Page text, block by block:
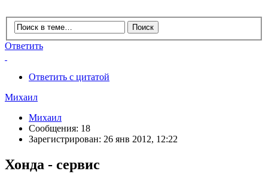
Ответить
Ответить с цитатой
Михаил
Михаил
Сообщения: 18
Зарегистрирован: 26 янв 2012, 12:22
Хонда - сервис